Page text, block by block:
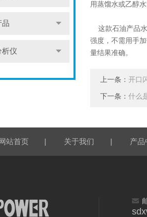
品
析仪
用蒸馏水或乙醇
这款石油产品水
强度，不需用手
量结果准确。
上一条： 开口
下一条： 什么
网站首页 | 关于我们 | 产品